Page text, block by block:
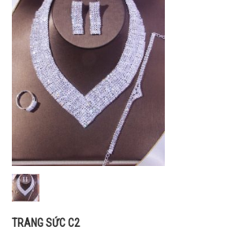
TRANG SỨC C2